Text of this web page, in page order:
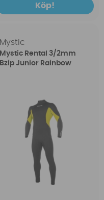
Köp!
Mystic
Mystic Rental 3/2mm
Bzip Junior Rainbow